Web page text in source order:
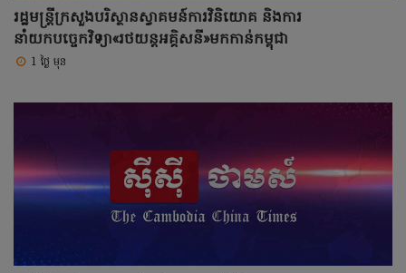
រដ្ឋមន្ត្រីក្រសួងបរិស្ថានស្វាគមន៍ការវិនិយោគ និងការ
នាំយកបច្ចេកវិទ្យា«រថយន្តអគ្គិសនី»មកកាន់កម្ពុជា
1 ថ្ងៃ មុន